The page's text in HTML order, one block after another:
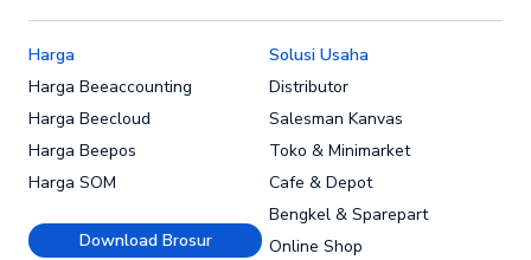
Harga
Harga Beeaccounting
Harga Beecloud
Harga Beepos
Harga SOM
Download Brosur
Solusi Usaha
Distributor
Salesman Kanvas
Toko & Minimarket
Cafe & Depot
Bengkel & Sparepart
Online Shop